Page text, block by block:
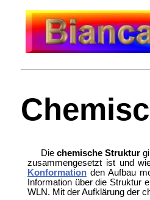
Diechemische Struktur
zusammengesetzt ist und
Konformationden Aufbau
Information über die Struktur
WLN. Mit der Aufklärung der